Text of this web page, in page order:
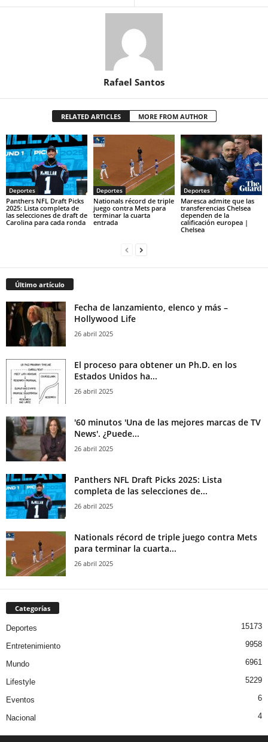
Rafael Santos
RELATED ARTICLES MORE FROM AUTHOR
Deportes
Panthers NFL Draft Picks
2025: Lista completa de
las selecciones de draft de
Carolina para cada ronda
Deportes
Nationals récord de triple
juego contra Mets para
terminar la cuarta
entrada
Deportes
Maresca admite que las
transferencias Chelsea
dependen de la
calificación europea |
Chelsea
Último artículo
Fecha de lanzamiento, elenco y más –
Hollywood Life
26 abril 2025
El proceso para obtener un Ph.D. en los
Estados Unidos ha...
26 abril 2025
'60 minutos 'Una de las mejores marcas de TV
News'. ¿Puede...
26 abril 2025
Panthers NFL Draft Picks 2025: Lista
completa de las selecciones de...
26 abril 2025
Nationals récord de triple juego contra Mets
para terminar la cuarta...
26 abril 2025
Categorías
Deportes 15173
Entretenimiento 9958
Mundo 6961
Lifestyle 5229
Eventos 6
Nacional 4